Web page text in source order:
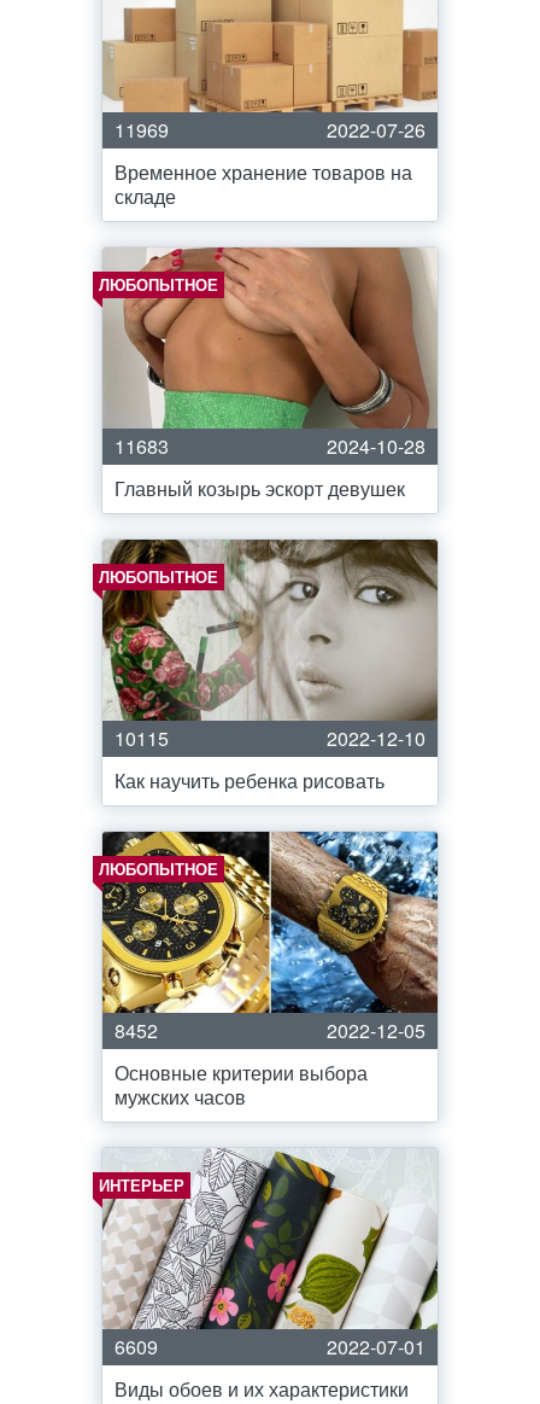
11969
2022-07-26
Временное хранение товаров на
складе
ЛЮБОПЫТНОЕ
11683
2024-10-28
Главный козырь эскорт девушек
ЛЮБОПЫТНОЕ
10115
2022-12-10
Как научить ребенка рисовать
ЛЮБОПЫТНОЕ
8452
2022-12-05
Основные критерии выбора
мужских часов
ИНТЕРЬЕР
6609
2022-07-01
Виды обоев и их характеристики